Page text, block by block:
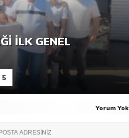
ŞÖLENI YOĞUN
İLK GENEL
5
Yorum Yok